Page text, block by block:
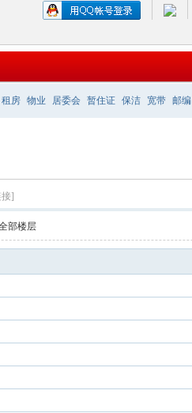
租房 物业 居委会 暂住证 保洁 宽带 邮编
]
部楼层